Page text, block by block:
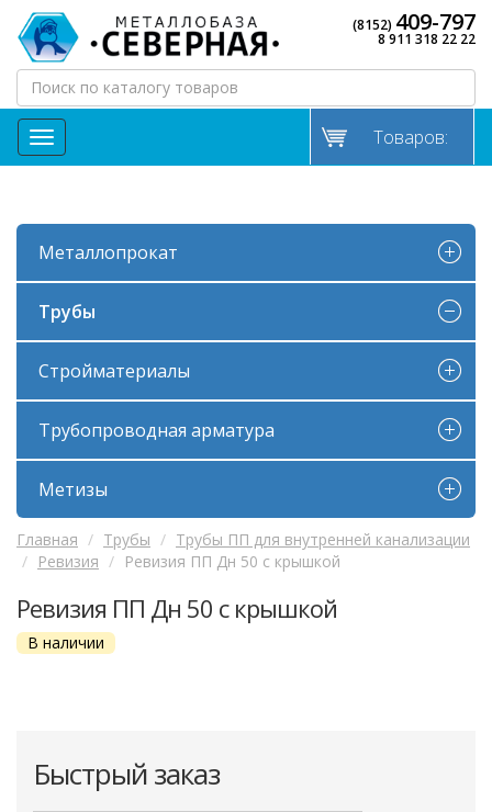
(8152) 409-797
8 911 318 22 22
МЕНЮ Товаров:
Металлопрокат
Трубы
Стройматериалы
Трубопроводная арматура
Метизы
Главная Трубы
Трубы ПП для внутренней канализации
Ревизия
Ревизия ПП Дн 50 с крышкой
Ревизия ПП Дн 50 с крышкой
В наличии
Быстрый заказ